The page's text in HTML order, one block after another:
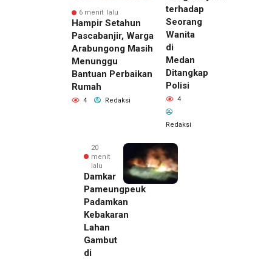
6 menit lalu
Hampir Setahun
Pascabanjir, Warga
Arabungong Masih
Menunggu
Bantuan Perbaikan
Rumah
4 Redaksi
terhadap
Seorang
Wanita
di
Medan
Ditangkap
Polisi
4
Redaksi
20
menit
lalu
Damkar
Pameungpeuk
Padamkan
Kebakaran
Lahan
Gambut
di